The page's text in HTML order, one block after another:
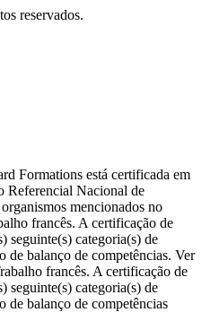
reservados.
Formations está certificada em
Referencial Nacional de
mencionados no
francês. A certificação de
seguinte(s) categoria(s) de
de balanço de competências. Ver
francês. A certificação de
seguinte(s) categoria(s) de
de balanço de competências